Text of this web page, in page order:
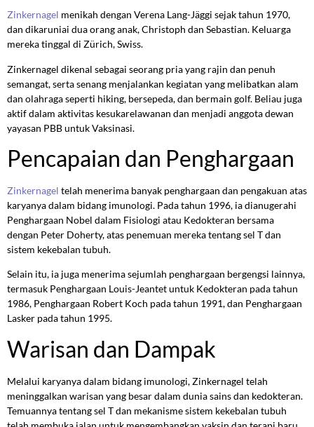
Zinkernagel menikah dengan Verena Lang-Jäggi sejak tahun 1970,
dan dikaruniai dua orang anak, Christoph dan Sebastian. Keluarga
mereka tinggal di Zürich, Swiss.
Zinkernagel dikenal sebagai seorang pria yang rajin dan penuh
semangat, serta senang menjalankan kegiatan yang melibatkan alam
dan olahraga seperti hiking, bersepeda, dan bermain golf. Beliau juga
aktif dalam aktivitas kesukarelawanan dan menjadi anggota dewan
yayasan PBB untuk Vaksinasi.
Pencapaian dan Penghargaan
Zinkernagel telah menerima banyak penghargaan dan pengakuan atas
karyanya dalam bidang imunologi. Pada tahun 1996, ia dianugerahi
Penghargaan Nobel dalam Fisiologi atau Kedokteran bersama
dengan Peter Doherty, atas penemuan mereka tentang sel T dan
sistem kekebalan tubuh.
Selain itu, ia juga menerima sejumlah penghargaan bergengsi lainnya,
termasuk Penghargaan Louis-Jeantet untuk Kedokteran pada tahun
1986, Penghargaan Robert Koch pada tahun 1991, dan Penghargaan
Lasker pada tahun 1995.
Warisan dan Dampak
Melalui karyanya dalam bidang imunologi, Zinkernagel telah
meninggalkan warisan yang besar dalam dunia sains dan kedokteran.
Temuannya tentang sel T dan mekanisme sistem kekebalan tubuh